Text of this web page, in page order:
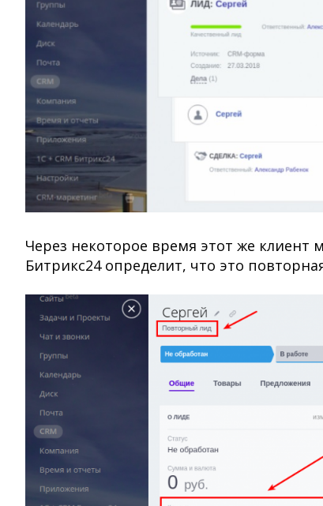
Через некоторое время этот же клиент
Битрикс24 определит, что это